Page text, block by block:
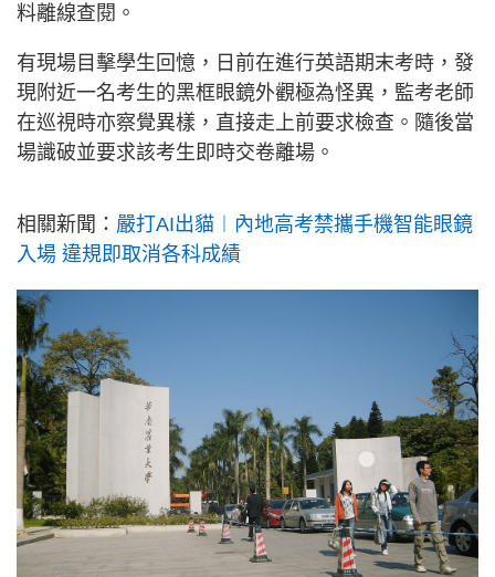
料離線查閱。
有現場目擊學生回憶，日前在進行英語期末考時，發
現附近一名考生的黑框眼鏡外觀極為怪異，監考老師
在巡視時亦察覺異樣，直接走上前要求檢查。隨後當
場識破並要求該考生即時交卷離場。
相關新聞： 嚴打AI出貓︱內地高考禁攜手機智能眼鏡
入場 違規即取消各科成績